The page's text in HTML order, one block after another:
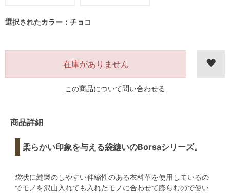
選択されたカラー：チョコ
在庫がありません
この商品について問い合わせる
商品詳細
柔らかい印象を与える袋縫いのBorsaシリーズ。
袋状に縫製のしやすい伸縮性のある衣料革を使用しているの
でモノを沢山入れても入れたモノに合わせて膨らむので使い